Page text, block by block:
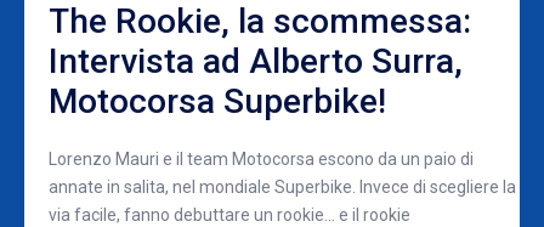
The Rookie, la scommessa:
Intervista ad Alberto Surra,
Motocorsa Superbike!
Lorenzo Mauri e il team Motocorsa escono da un paio di
annate in salita, nel mondiale Superbike. Invece di scegliere la
via facile, fanno debuttare un rookie… e il rookie